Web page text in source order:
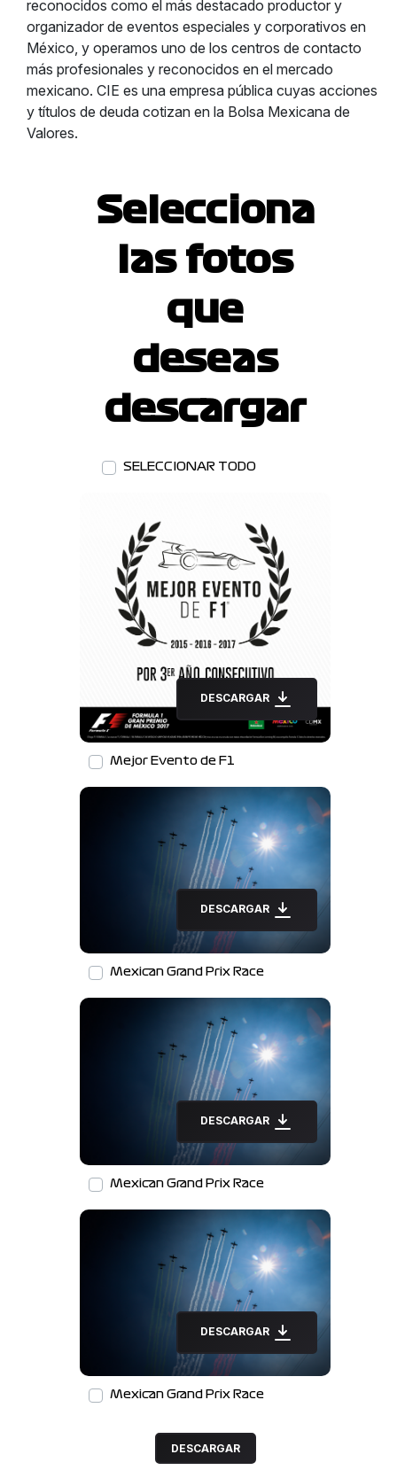
reconocidos como el más destacado productor y
organizador de eventos especiales y corporativos en
México, y operamos uno de los centros de contacto
más profesionales y reconocidos en el mercado
mexicano. CIE es una empresa pública cuyas acciones
y títulos de deuda cotizan en la Bolsa Mexicana de
Valores.
Selecciona
las fotos
que
deseas
descargar
SELECCIONAR TODO
DESCARGAR
Mejor Evento de F1
DESCARGAR
Mexican Grand Prix Race
DESCARGAR
Mexican Grand Prix Race
DESCARGAR
Mexican Grand Prix Race
DESCARGAR